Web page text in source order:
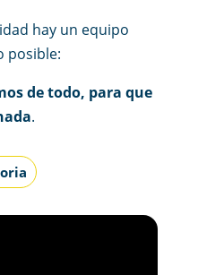
hay un equipo
posible:
de todo, para que
.